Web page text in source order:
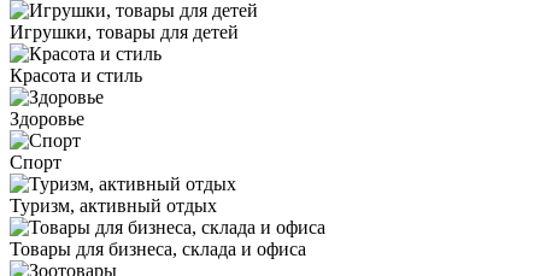
Игрушки, товары для детей
Красота и стиль
Здоровье
Спорт
Туризм, активный отдых
Товары для бизнеса, склада и офиса